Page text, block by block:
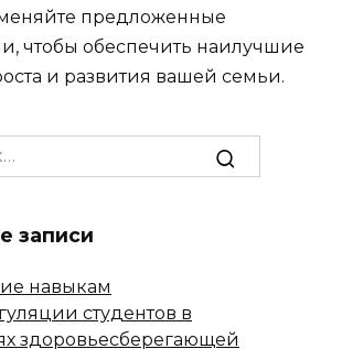
предложенные
чтобы обеспечить наилучшие
и развития вашей семьи.
записи
навыкам
студентов в
здоровьесберегающей